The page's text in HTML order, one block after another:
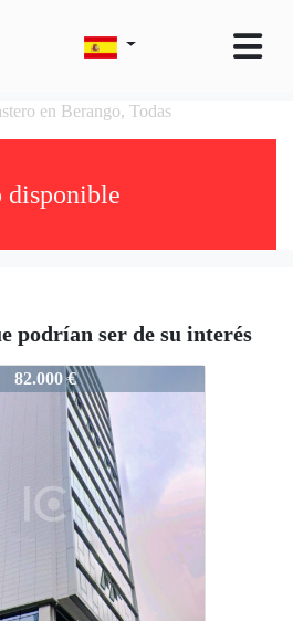
en Berango, Todas
disponible
podrían ser de su interés
82.000 €